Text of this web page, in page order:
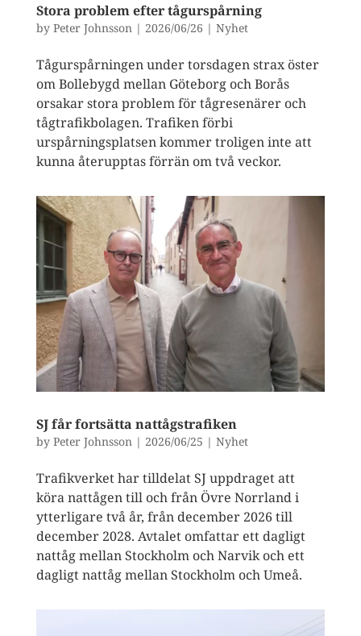
Stora problem efter tågurspårning
by Peter Johnsson| 2026/06/26 | Nyhet
Tågurspårningen under torsdagen strax öster
om Bollebygd mellan Göteborg och Borås
orsakar stora problem för tågresenärer och
tågtrafikbolagen. Trafiken förbi
urspårningsplatsen kommer troligen inte att
kunna återupptas förrän om två veckor.
SJ får fortsätta nattågstrafiken
by Peter Johnsson | 2026/06/25 | Nyhet
Trafikverket har tilldelat SJ uppdraget att
köra nattågen till och från Övre Norrland i
ytterligare två år, från december 2026 till
december 2028. Avtalet omfattar ett dagligt
nattåg mellan Stockholm och Narvik och ett
dagligt nattåg mellan Stockholm och Umeå.